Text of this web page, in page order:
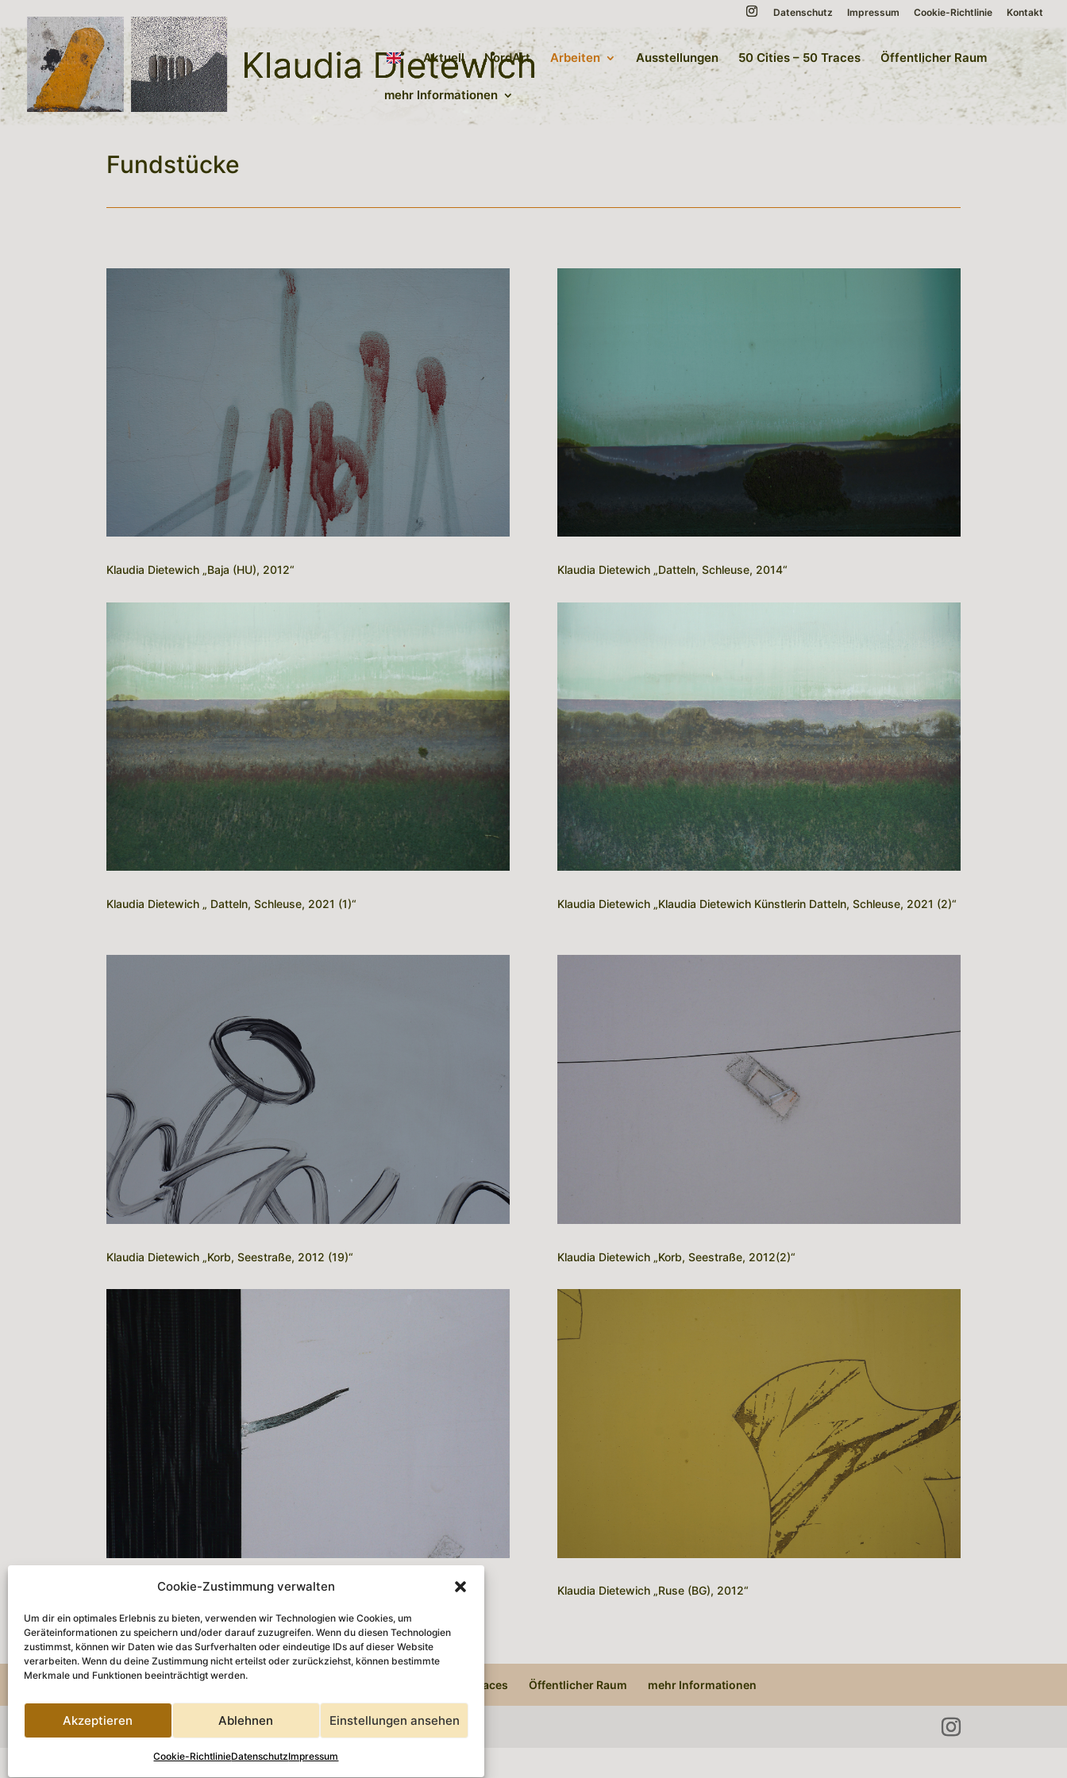
Cookie-Zustimmung verwalten
Um dir ein optimales Erlebnis zu bieten, verwenden wir Technologien wie Cookies, um
Geräteinformationen zu speichern und/oder darauf zuzugreifen. Wenn du diesen Technologien
zustimmst, können wir Daten wie das Surfverhalten oder eindeutige IDs auf dieser Website
verarbeiten. Wenn du deine Zustimmung nicht erteilst oder zurückziehst, können bestimmte
Merkmale und Funktionen beeinträchtigt werden.
Akzeptieren Ablehnen Einstellungen ansehen
Cookie-RichtlinieDatenschutzImpressum
Datenschutz Impressum Cookie-Richtlinie Kontakt
Aktuell NordArt Arbeiten Ausstellungen 50 Cities – 50 Traces Öffentlicher Raum
mehr Informationen
Fundstücke
Klaudia Dietewich „Baja (HU), 2012“
Klaudia Dietewich „ Datteln, Schleuse, 2021 (1)“
Klaudia Dietewich „Datteln, Schleuse, 2014“
Klaudia Dietewich „Klaudia Dietewich Künstlerin Datteln, Schleuse, 2021 (2)“
Klaudia Dietewich „Korb, Seestraße, 2012 (19)“
Klaudia Dietewich „Korb, Seestraße, 2012(2)“
Klaudia Dietewich „Korb, Seestraße, 2012(2)“
Klaudia Dietewich „Ruse (BG), 2012“
NordArt 50 Cities – 50 Traces Öffentlicher Raum mehr Informationen
© Klaudia Dietewich 2026